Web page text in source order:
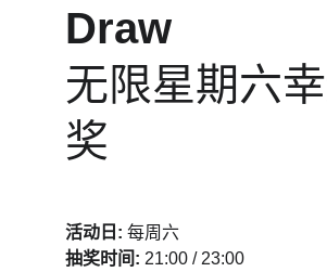
Draw
无限星期六
奖
活动日: 每周六
抽奖时间: 21:00 / 23:00